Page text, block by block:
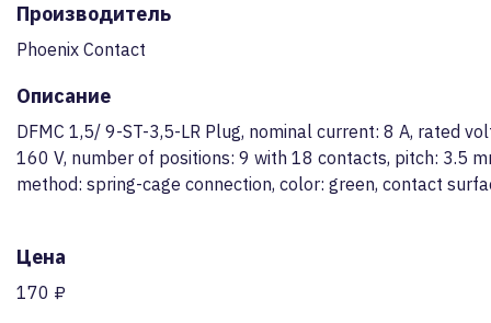
Производитель
Phoenix Contact
Описание
DFMC 1,5/ 9-ST-3,5-LR Plug, nominal current: 8 A, rated
160 V, number of positions: 9 with 18 contacts, pitch: 3.5
method: spring-cage connection, color: green, contact
Цена
170 ₽